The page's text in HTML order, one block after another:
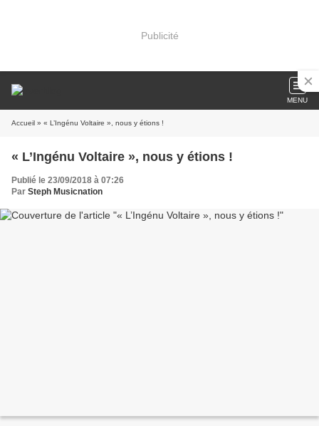
Publicité
MENU
Accueil » « L’Ingénu Voltaire », nous y étions !
« L’Ingénu Voltaire », nous y étions !
Publié le 23/09/2018 à 07:26
Par Steph Musicnation